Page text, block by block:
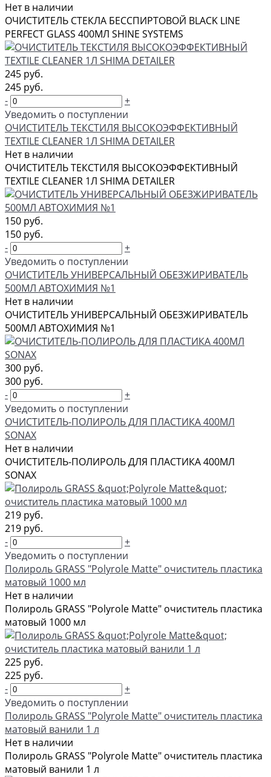
Нет в наличии
ОЧИСТИТЕЛЬ СТЕКЛА БЕССПИРТОВОЙ BLACK LINE
PERFECT GLASS 400МЛ SHINE SYSTEMS
245 руб.
245 руб.
-
+
Уведомить о поступлении
ОЧИСТИТЕЛЬ ТЕКСТИЛЯ ВЫСОКОЭФФЕКТИВНЫЙ
TEXTILE CLEANER 1Л SHIMA DETAILER
Нет в наличии
ОЧИСТИТЕЛЬ ТЕКСТИЛЯ ВЫСОКОЭФФЕКТИВНЫЙ
TEXTILE CLEANER 1Л SHIMA DETAILER
150 руб.
150 руб.
-
+
Уведомить о поступлении
ОЧИСТИТЕЛЬ УНИВЕРСАЛЬНЫЙ ОБЕЗЖИРИВАТЕЛЬ
500МЛ АВТОХИМИЯ №1
Нет в наличии
ОЧИСТИТЕЛЬ УНИВЕРСАЛЬНЫЙ ОБЕЗЖИРИВАТЕЛЬ
500МЛ АВТОХИМИЯ №1
300 руб.
300 руб.
-
+
Уведомить о поступлении
ОЧИСТИТЕЛЬ-ПОЛИРОЛЬ ДЛЯ ПЛАСТИКА 400МЛ
SONAX
Нет в наличии
ОЧИСТИТЕЛЬ-ПОЛИРОЛЬ ДЛЯ ПЛАСТИКА 400МЛ
SONAX
219 руб.
219 руб.
-
+
Уведомить о поступлении
Полироль GRASS "Polyrole Matte" очиститель пластика
матовый 1000 мл
Нет в наличии
Полироль GRASS "Polyrole Matte" очиститель пластика
матовый 1000 мл
225 руб.
225 руб.
-
+
Уведомить о поступлении
Полироль GRASS "Polyrole Matte" очиститель пластика
матовый ванили 1 л
Нет в наличии
Полироль GRASS "Polyrole Matte" очиститель пластика
матовый ванили 1 л